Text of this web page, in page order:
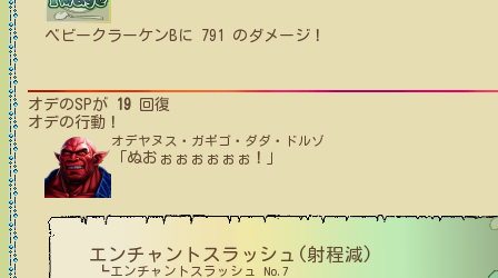
ベビークラーケンB に 791 のダメージ！
オデのSPが 19 回復
オデの行動！
オデヤヌス・ガギゴ・ダダ・ドルゾ
「ぬおぉぉぉぉぉぉ！」
エンチャントスラッシュ(射程減)
┗エンチャントスラッシュ No.7